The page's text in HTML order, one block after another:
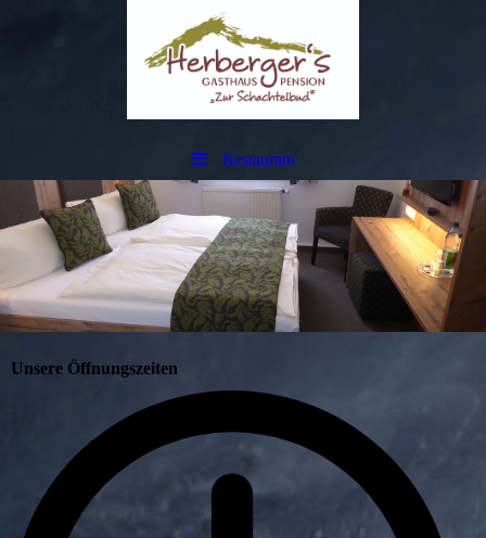
Restaurant
Unsere Öffnungszeiten